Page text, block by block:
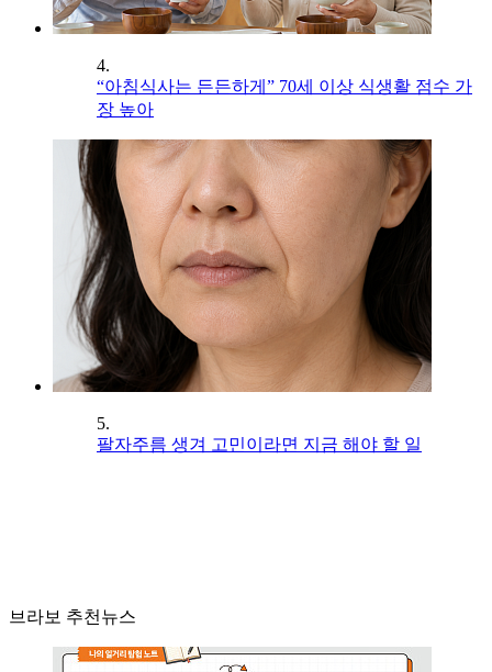
4.
“아침식사는 든든하게” 70세 이상 식생활 점수 가
장 높아
5.
팔자주름 생겨 고민이라면 지금 해야 할 일
브라보 추천뉴스